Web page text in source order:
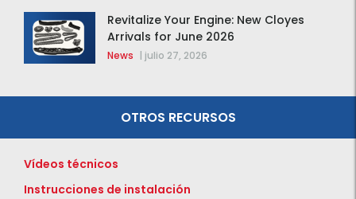
Revitalize Your Engine: New Cloyes
Arrivals for June 2026
News | julio 27, 2026
OTROS RECURSOS
Vídeos técnicos
Instrucciones de instalación